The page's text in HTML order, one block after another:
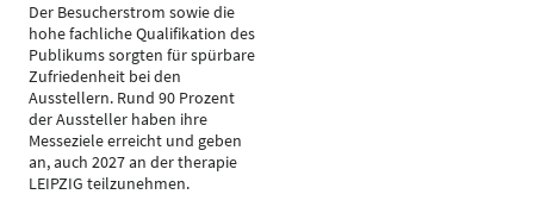
Der Besucherstrom sowie die
hohe fachliche Qualifikation des
Publikums sorgten für spürbare
Zufriedenheit bei den
Ausstellern. Rund 90 Prozent
der Aussteller haben ihre
Messeziele erreicht und geben
an, auch 2027 an der therapie
LEIPZIG teilzunehmen.